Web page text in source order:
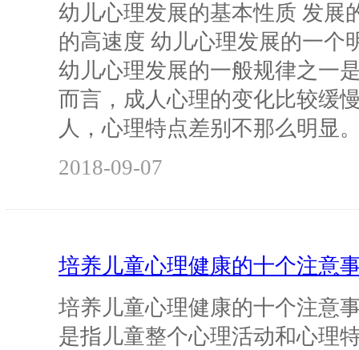
幼儿心理发展的基本性质 发展
的高速度 幼儿心理发展的一个
幼儿心理发展的一般规律之一
而言，成人心理的变化比较缓
人，心理特点差别不那么明显
2018-09-07
培养儿童心理健康的十个注意
培养儿童心理健康的十个注意
是指儿童整个心理活动和心理